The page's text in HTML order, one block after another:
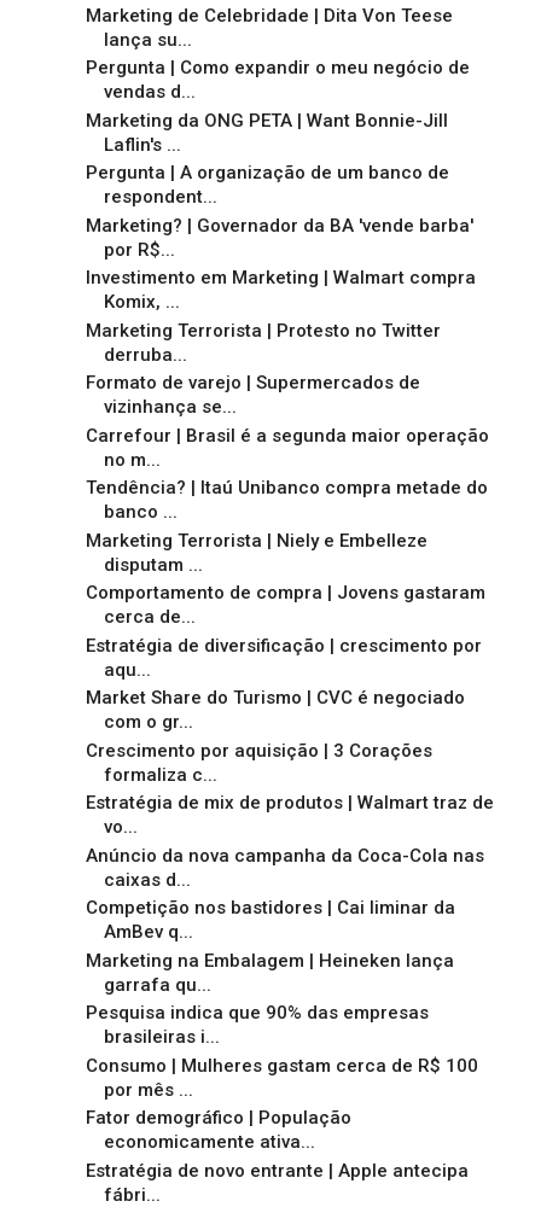
Marketing de Celebridade | Dita Von Teese
lança su...
Pergunta | Como expandir o meu negócio de
vendas d...
Marketing da ONG PETA | Want Bonnie-Jill
Laflin's ...
Pergunta | A organização de um banco de
respondent...
Marketing? | Governador da BA 'vende barba'
por R$...
Investimento em Marketing | Walmart compra
Komix, ...
Marketing Terrorista | Protesto no Twitter
derruba...
Formato de varejo | Supermercados de
vizinhança se...
Carrefour | Brasil é a segunda maior operação
no m...
Tendência? | Itaú Unibanco compra metade do
banco ...
Marketing Terrorista | Niely e Embelleze
disputam ...
Comportamento de compra | Jovens gastaram
cerca de...
Estratégia de diversificação | crescimento por
aqu...
Market Share do Turismo | CVC é negociado
com o gr...
Crescimento por aquisição | 3 Corações
formaliza c...
Estratégia de mix de produtos | Walmart traz de
vo...
Anúncio da nova campanha da Coca-Cola nas
caixas d...
Competição nos bastidores | Cai liminar da
AmBev q...
Marketing na Embalagem | Heineken lança
garrafa qu...
Pesquisa indica que 90% das empresas
brasileiras i...
Consumo | Mulheres gastam cerca de R$ 100
por mês ...
Fator demográfico | População
economicamente ativa...
Estratégia de novo entrante | Apple antecipa
fábri...